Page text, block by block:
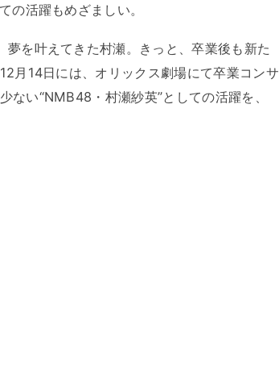
の活躍もめざましい。
を叶えてきた村瀬。きっと、卒業後も新た
月14日には、オリックス劇場にて卒業コンサ
ない“NMB48・村瀬紗英”としての活躍を、